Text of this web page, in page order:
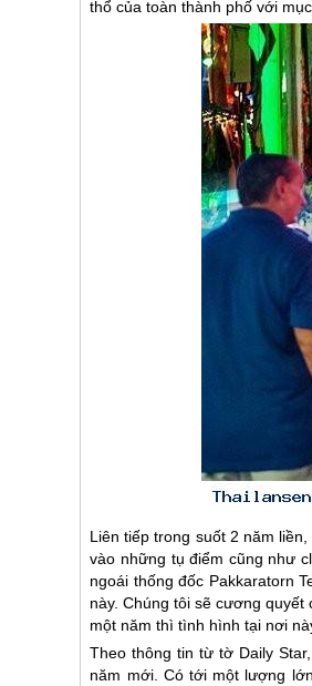
thổ của toàn thành phố với
Liên tiếp trong suốt 2 năm
vào những tụ điểm cũng như
ngoái thống đốc Pakkaratorn
này. Chúng tôi sẽ cương
một năm thì tình hình tại nơi
Theo thông tin từ tờ Daily
năm mới. Có tới một lượng